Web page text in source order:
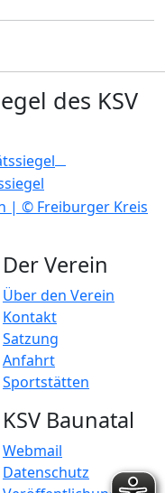
des KSV
Der Verein
Über den Verein
Kontakt
Satzung
Anfahrt
Sportstätten
KSV Baunatal
Webmail
Datenschutz